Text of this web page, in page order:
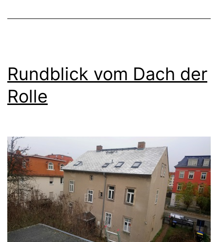
Rundblick vom Dach der
Rolle